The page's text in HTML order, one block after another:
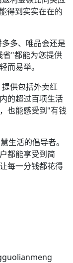
得到实实在在的
多、唯品会还是
省"都能为您提供
而易举。
供包括外卖红
的超过百项生活
也能感受到"有钱
生活的倡导者。
都能享受到简
每一分钱都花得